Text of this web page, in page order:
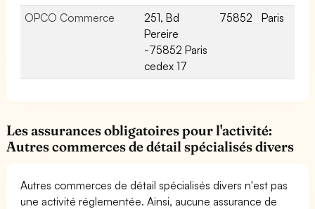
OPCO Commerce
251, Bd
Pereire
-75852 Paris
cedex 17
75852 Paris
Les assurances obligatoires pour l'activité:
Autres commerces de détail spécialisés divers
Autres commerces de détail spécialisés divers n'est pas
une activité réglementée. Ainsi, aucune assurance de